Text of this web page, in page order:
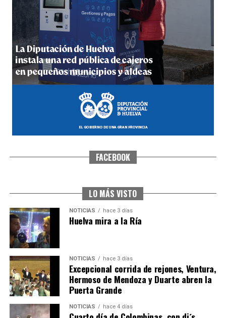
5º DÍA DE LAS FIESTAS COLOMBINAS 2026
hace 3 días·Huelvatv
CUARTA CORRIDA DE LAS FIESTAS COLOMBINAS
4º DÍA DE LAS FIESTAS COLOMBINAS 2026
hace 4 días Huelvatv
FACEBOOK
LO MÁS VISTO
NOTICIAS hace 3 días
Huelva mira a la Ría
NOTICIAS hace 3 días
Excepcional corrida de rejones, Ventura,
Hermoso de Mendoza y Duarte abren la
Puerta Grande
NOTICIAS hace 4 días